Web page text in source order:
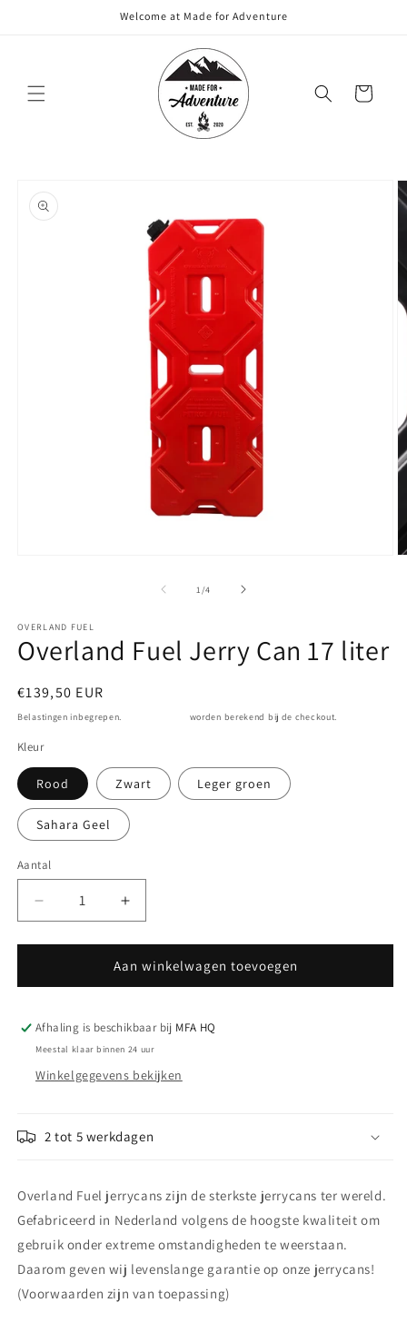
Welcome at Made for Adventure
Winkelwagen
1 /van
4
OVERLAND FUEL
Overland Fuel Jerry Can 17 liter
Normale
prijs
€139,50 EUR
Belastingen inbegrepen. worden berekend bij de checkout.
Kleur
Rood Zwart Leger groen
Sahara Geel
Aantal
Aantal
Aantal
verlagen
voor
Fuel
Can
17
Aantal
verhogen
voor
Overland
Fuel
Can
17
Aan winkelwagen toevoegen
Afhaling is beschikbaar bij MFA HQ
Meestal klaar binnen 24 uur
Winkelgegevens bekijken
2 tot 5 werkdagen
Overland Fuel jerrycans zijn de sterkste jerrycans ter wereld.
Gefabriceerd in Nederland volgens de hoogste kwaliteit om
gebruik onder extreme omstandigheden te weerstaan.
Daarom geven wij levenslange garantie op onze jerrycans!
(Voorwaarden zijn van toepassing)